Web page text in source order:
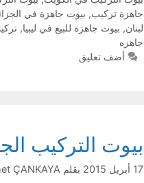
جاهزة تركيب, بيوت جاهزة في
لبنان, بيوت جاهزة للبيع في ليبيا,
جاهزه
أضف تعليق
بيوت التركيب
17 أبريل 2015 بقلم ÇANKAYA